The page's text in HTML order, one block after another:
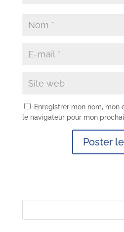
Enregistrer mon nom, mon
le navigateur pour mon